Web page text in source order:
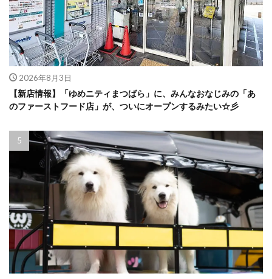
2026年8月3日
【新店情報】「ゆめニティまつばら」に、みんなおなじみの「あ
のファーストフード店」が、ついにオープンするみたい☆彡